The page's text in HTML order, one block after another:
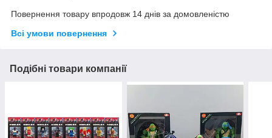
Повернення товару впродовж 14 днів за домовленістю
Всі умови повернення
Подібні товари компанії